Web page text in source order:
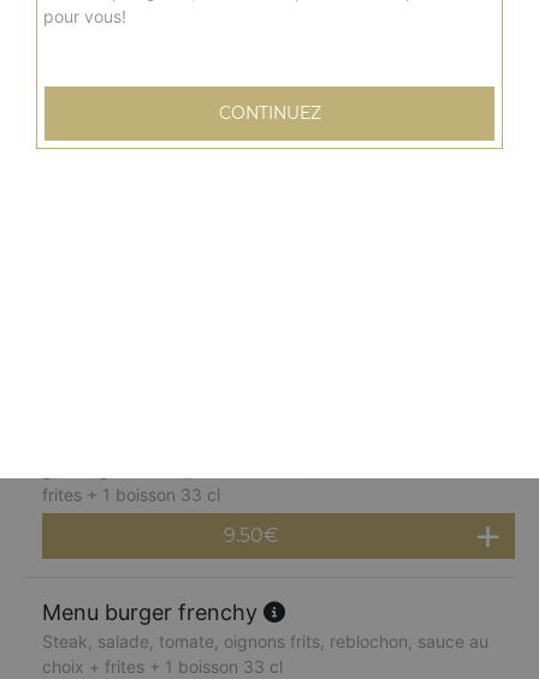
8.50€
frites + 1 boisson 33 cl
9.50€
Menu burger frenchy
Steak, salade, tomate, oignons frits, reblochon, sauce au
choix + frites + 1 boisson 33 cl
pour vous!
CONTINUEZ